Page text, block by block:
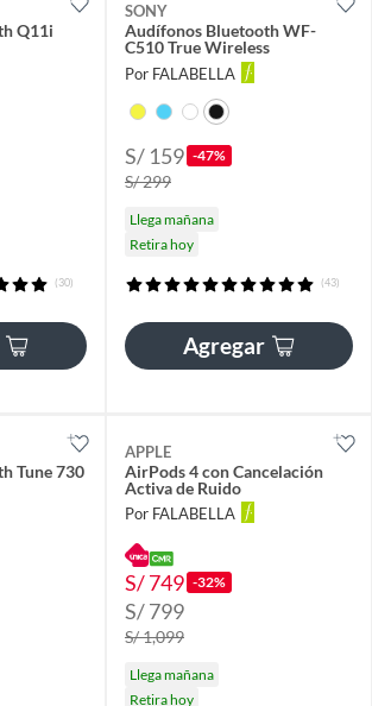
Q11i
(30)
SONY
Audífonos Bluetooth WF-
C510 True Wireless
Por FALABELLA
S/ 159 -47%
S/ 299
Llega mañana
Retira hoy
(43)
Agregar
Tune 730
APPLE
AirPods 4 con Cancelación
Activa de Ruido
Por FALABELLA
S/ 749 -32%
S/ 799
S/ 1,099
Llega mañana
Retira hoy